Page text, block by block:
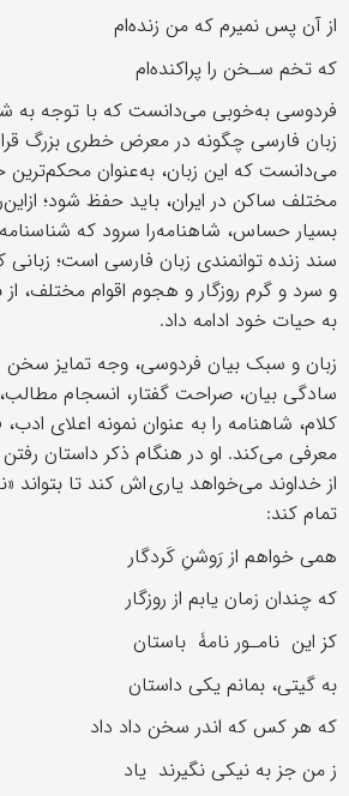
از آن پس نمیرم که من زنده‌ام
که تخم سـخن را پراکنده‌ام
فردوسی به‌خوبی می‌دانست که با توجه به
زبان فارسی چگونه در معرض خطری بزرگ
می‌دانست که این زبان، به‌عنوان محکم‌ترین
مختلف ساکن در ایران، باید حفظ شود؛
بسیار حساس، شاهنامه‌را ‌سرود که
سند زنده توانمندی زبان فارسی است؛
و سرد و گرم روزگار و هجوم اقوام مختلف، از
به حیات خود ادامه داد.
زبان و سبک بیان فردوسی، وجه تمایز سخن
سادگی بیان، صراحت گفتار، انسجام
کلام، شاهنامه را به‌ عنوان نمونه اعلای
معرفی می‌کند. او در هنگام ذکر داستان رفتن
از خداوند می‌خواهد یاری اش کند تا بتواند
تمام کند:
همی خواهم از رَوشنِ کَردگار
که چندان زمان یابم از روزگار
کز این نامـور نامۀ باستان
به گیتی، بمانم یکی داستان
که هر کس که اندر سخن داد داد
ز من جز به نیکی نگیرند یاد